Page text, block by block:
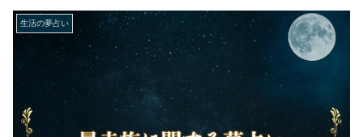
生活の夢占い